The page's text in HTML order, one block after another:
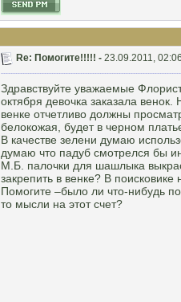
Re: Помогите!!!!! - 23.09.2011,
Здравствуйте уважаемые
октября девочка заказала
венке отчетливо должны
белокожая, будет в черном
В качестве зелени думаю
думаю что падуб смотрелся бы
М.Б. палочки для шашлыка
закрепить в венке? В
Помогите –было ли что-нибудь
то мысли на этот счет?